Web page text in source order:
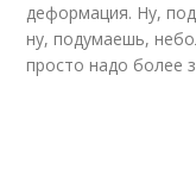
деформация. Ну,
ну, подумаешь,
просто надо более